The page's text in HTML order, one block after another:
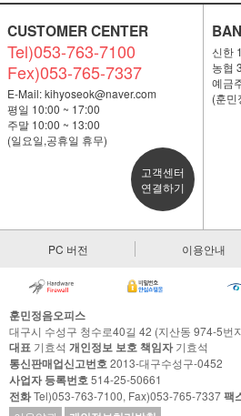
CUSTOMER CENTER
Tel)053-763-7100
Fex)053-765-7337
E-Mail:kihyoseok@naver.com
평일 10:00 ~ 17:00
주말 10:00 ~ 13:00
(일요일,공휴일 휴무)
고객센터
연결하기
신한
농협
예금
(훈민
PC 버전 이용안내
훈민정음오피스
대구시 수성구 청수로40길 42 (지산동 974-5번
대표 기효석 개인정보 보호 책임자기효석
통신판매업신고번호2013-대구수성구-0452
사업자 등록번호514-25-50661
전화Tel)053-763-7100, Fax)053-765-7337팩